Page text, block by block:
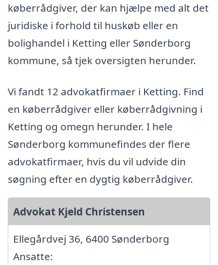
køberrådgiver, der kan hjælpe med alt det
juridiske i forhold til huskøb eller en
bolighandel i Ketting eller Sønderborg
kommune, så tjek oversigten herunder.
Vi fandt 12 advokatfirmaer i Ketting. Find
en køberrådgiver eller køberrådgivning i
Ketting og omegn herunder. I hele
Sønderborg kommunefindes der flere
advokatfirmaer, hvis du vil udvide din
søgning efter en dygtig køberrådgiver.
Advokat Kjeld Christensen
Ellegårdvej 36, 6400 Sønderborg
Ansatte: